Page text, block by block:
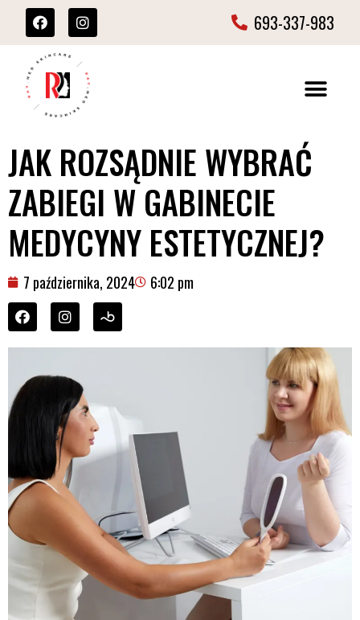
693-337-983
JAK ROZSĄDNIE WYBRAĆ
ZABIEGI W GABINECIE
MEDYCYNY ESTETYCZNEJ?
7 października, 2024 6:02 pm